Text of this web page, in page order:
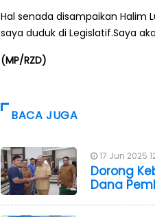
Hal senada disampaikan Halim
saya duduk di Legislatif.Saya
(MP/RZD)
BACA JUGA
17 Jun 2025
Dorong
Dana